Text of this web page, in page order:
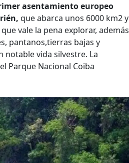
asentamiento europeo
que abarca unos 6000 km2 y
vale la pena explorar, además
pantanos,tierras bajas y
vida silvestre. La
Parque Nacional Coiba